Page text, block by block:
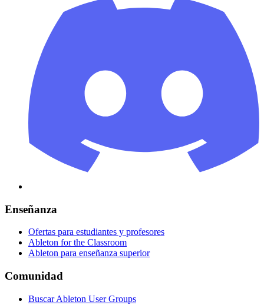
Enseñanza
Ofertas para estudiantes y profesores
Ableton for the Classroom
Ableton para enseñanza superior
Comunidad
Buscar Ableton User Groups